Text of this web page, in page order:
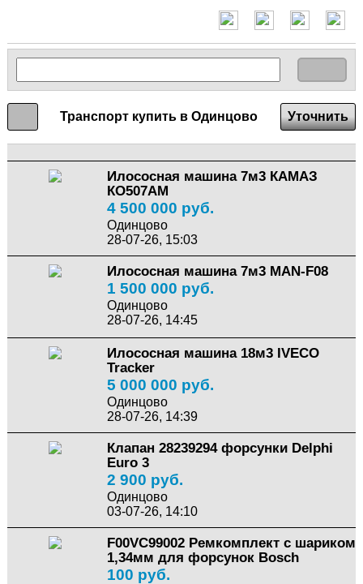
Транспорт купить в Одинцово Уточнить
Илососная машина 7м3 КАМАЗ
КО507АМ
4 500 000 руб.
Одинцово
28-07-26, 15:03
Илососная машина 7м3 MAN-F08
1 500 000 руб.
Одинцово
28-07-26, 14:45
Илососная машина 18м3 IVECO
Tracker
5 000 000 руб.
Одинцово
28-07-26, 14:39
Клапан 28239294 форсунки Delphi
Euro 3
2 900 руб.
Одинцово
03-07-26, 14:10
F00VC99002 Ремкомплект с шариком
1,34мм для форсунок Bosch
100 руб.